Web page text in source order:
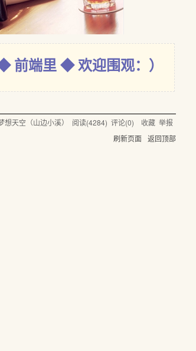
前端里 ◆ 欢迎围观：）
想天空（山边小溪） 阅读(4284) 评论(0) 收藏 举报
刷新页面
返回顶部